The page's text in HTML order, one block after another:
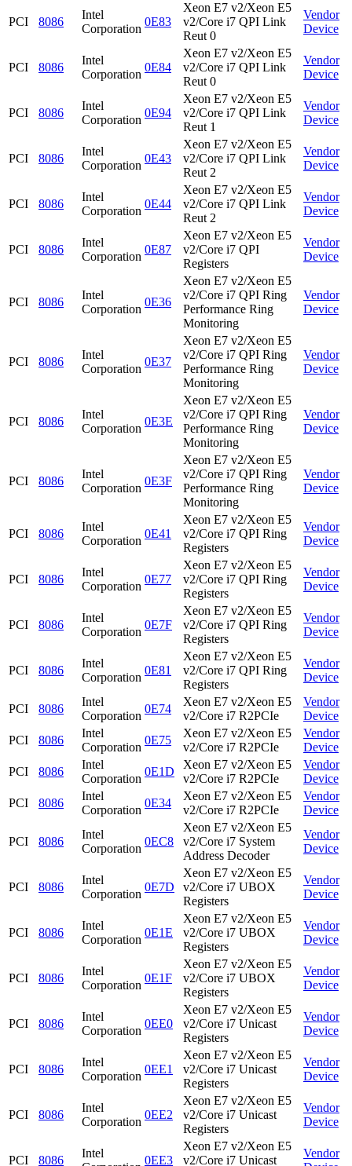
PCI 8086
Intel
Corporation
0E83
Xeon E7 v2/Xeon E5
v2/Core i7 QPI Link
Reut 0
Vendor
Device
PCI 8086
Intel
Corporation
0E84
Xeon E7 v2/Xeon E5
v2/Core i7 QPI Link
Reut 0
Vendor
Device
PCI 8086
Intel
Corporation
0E94
Xeon E7 v2/Xeon E5
v2/Core i7 QPI Link
Reut 1
Vendor
Device
PCI 8086
Intel
Corporation
0E43
Xeon E7 v2/Xeon E5
v2/Core i7 QPI Link
Reut 2
Vendor
Device
PCI 8086
Intel
Corporation
0E44
Xeon E7 v2/Xeon E5
v2/Core i7 QPI Link
Reut 2
Vendor
Device
PCI 8086
Intel
Corporation
0E87
Xeon E7 v2/Xeon E5
v2/Core i7 QPI
Registers
Vendor
Device
PCI 8086
Intel
Corporation
0E36
Xeon E7 v2/Xeon E5
v2/Core i7 QPI Ring
Performance Ring
Monitoring
Vendor
Device
PCI 8086
Intel
Corporation
0E37
Xeon E7 v2/Xeon E5
v2/Core i7 QPI Ring
Performance Ring
Monitoring
Vendor
Device
PCI 8086
Intel
Corporation
0E3E
Xeon E7 v2/Xeon E5
v2/Core i7 QPI Ring
Performance Ring
Monitoring
Vendor
Device
PCI 8086
Intel
Corporation
0E3F
Xeon E7 v2/Xeon E5
v2/Core i7 QPI Ring
Performance Ring
Monitoring
Vendor
Device
PCI 8086
Intel
Corporation
0E41
Xeon E7 v2/Xeon E5
v2/Core i7 QPI Ring
Registers
Vendor
Device
PCI 8086
Intel
Corporation
0E77
Xeon E7 v2/Xeon E5
v2/Core i7 QPI Ring
Registers
Vendor
Device
PCI 8086
Intel
Corporation
0E7F
Xeon E7 v2/Xeon E5
v2/Core i7 QPI Ring
Registers
Vendor
Device
PCI 8086
Intel
Corporation
0E81
Xeon E7 v2/Xeon E5
v2/Core i7 QPI Ring
Registers
Vendor
Device
PCI 8086
Intel
Corporation
0E74
Xeon E7 v2/Xeon E5
v2/Core i7 R2PCIe
Vendor
Device
PCI
8086
Intel
Corporation
0E75
Xeon E7 v2/Xeon E5
v2/Core i7 R2PCIe
Vendor
Device
PCI
8086
Intel
Corporation
0E1D
Xeon E7 v2/Xeon E5
v2/Core i7 R2PCIe
Vendor
Device
PCI
8086
Intel
Corporation
0E34
Xeon E7 v2/Xeon E5
v2/Core i7 R2PCIe
Vendor
Device
PCI 8086
Intel
Corporation
0EC8
Xeon E7 v2/Xeon E5
v2/Core i7 System
Address Decoder
Vendor
Device
PCI 8086
Intel
Corporation
0E7D
Xeon E7 v2/Xeon E5
v2/Core i7 UBOX
Registers
Vendor
Device
PCI 8086
Intel
Corporation
0E1E
Xeon E7 v2/Xeon E5
v2/Core i7 UBOX
Registers
Vendor
Device
PCI 8086
Intel
Corporation
0E1F
Xeon E7 v2/Xeon E5
v2/Core i7 UBOX
Registers
Vendor
Device
PCI 8086
Intel
Corporation
0EE0
Xeon E7 v2/Xeon E5
v2/Core i7 Unicast
Registers
Vendor
Device
PCI 8086
Intel
Corporation
0EE1
Xeon E7 v2/Xeon E5
v2/Core i7 Unicast
Registers
Vendor
Device
PCI 8086
Intel
Corporation
0EE2
Xeon E7 v2/Xeon E5
v2/Core i7 Unicast
Registers
Vendor
Device
PCI 8086
Intel
0EE3
Xeon E7 v2/Xeon E5
v2/Core i7 Unicast
Vendor